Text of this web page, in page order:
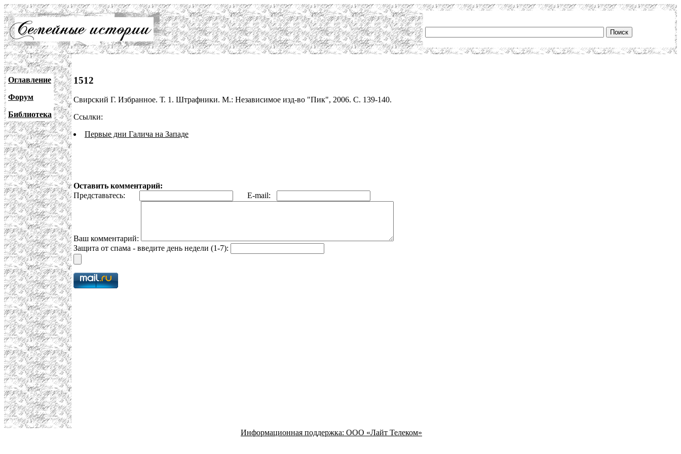
Оглавление
Форум
Библиотека
1512
Свирский Г. Избранное. Т. 1. Штрафники. М.: Независимое изд-во "Пик", 2006. С. 139-140.
Ссылки:
Первые дни Галича на Западе
Оставить комментарий:
Представьтесь:
E-mail:
Ваш комментарий:
Защита от спама - введите день недели (1-7):
Информационная поддержка: ООО «Лайт Телеком»